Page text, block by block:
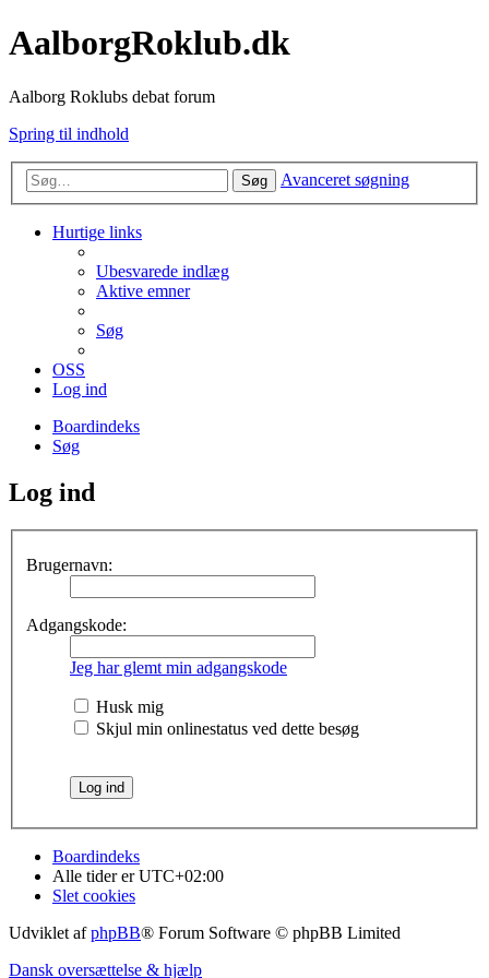
AalborgRoklub.dk
Aalborg Roklubs debat forum
Spring til indhold
Søg Avanceret søgning
Hurtige links
Ubesvarede indlæg
Aktive emner
Søg
OSS
Log ind
Boardindeks
Søg
Log ind
Brugernavn:
Adgangskode:
Jeg har glemt min adgangskode
Husk mig
Skjul min onlinestatus ved dette besøg
Boardindeks
Alle tider erUTC+02:00
Slet cookies
Udviklet afphpBB® Forum Software © phpBB Limited
Dansk oversættelse & hjælp